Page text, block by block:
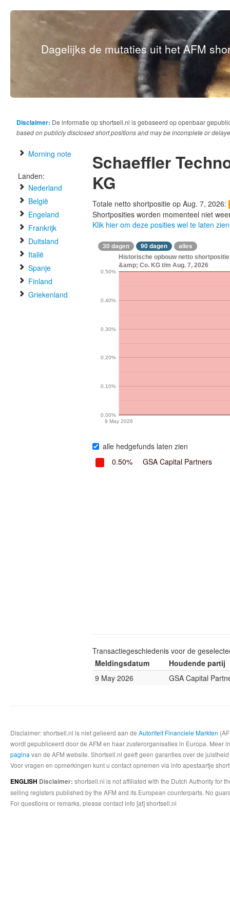
Dagelijks de mutaties uit het AFM
Disclaimer: De informatie op shortsell.nl is gebaseerd op openbaar
based on publicly disclosed short positions and may be incomplete or
Morning note
Landen:
Nederland
België
Engeland
Frankrijk
Duitsland
Italië
Spanje
Finland
Griekenland
Schaeffler
KG
Totale netto shortpositie op Aug. 7, 2026:
Shortposities worden momenteel niet
Klik hier om deze posities wel te laten zien
30 dagen 90 dagen alles
Historische opbouw netto
&amp; Co. KG t/m Aug. 7, 2026
9 May 2026
0.00%
0.10%
0.20%
0.30%
0.40%
0.50%
alle hedgefunds laten zien
0.50%
GSA Capital Partners
Transactiegeschiedenis voor de
Meldingsdatum
Houdende partij
9 May 2026
GSA Capital
Disclaimer: shortsell.nl is niet gelieerd aan de Autoriteit Financiele Markten
wordt gepubliceerd door de AFM en haar zusterorganisaties in Europa.
pagina van de AFM website. Shortsell.nl geeft geen garanties over de
Voor vragen en opmerkingen kunt u contact opnemen via info apestaartje
ENGLISH Disclaimer: shortsell.nl is not affiliated with the Dutch Authority for
selling registers published by the AFM and its European counterparts. No
For questions or remarks, please contact info [at] shortsell.nl